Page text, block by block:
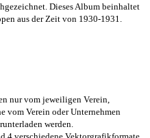
Dieses Album beinhaltet
aus der Zeit von 1930-1931.
nur vom jeweiligen Verein,
vom Verein oder Unternehmen
werden.